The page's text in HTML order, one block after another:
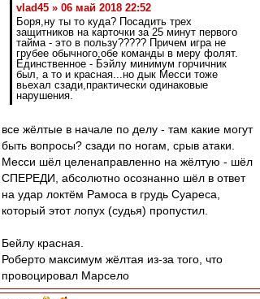
vlad45 » 06 май 2018 22:52
Боря,ну ты то куда? Посадить трех
защитников на карточки за 25 минут первого
тайма - это в пользу????? Причем игра не
грубее обычного,обе команды в меру фолят.
Единственное - Бэйлу минимум горчичник
был, а то и красная...но дык Месси тоже
вьехал сзади,практически одинаковые
нарушения.
все жёлтые в начале по делу - там какие могут
быть вопросы? сзади по ногам, срыв атаки.
Месси шёл целенаправленно на жёлтую - шёл
СПЕРЕДИ, абсолютно осознанно шёл в ответ
на удар локтём Рамоса в грудь Суареса,
который этот лопух (судья) пропустил.
Бейлу красная.
Роберто максимум жёлтая из-за того, что
провоцировал Марсело